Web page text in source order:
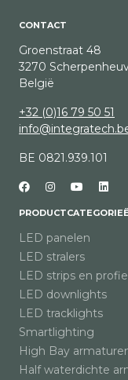
CONTACT
Groenstraat 48
3270
België
+32 (0)16 79 50 51
BE 0821.939.101
LED panelen
LED stralers
LED strips en
LED downlights
LED tracklights
Smartlighting
High Bay
Half waterdichte